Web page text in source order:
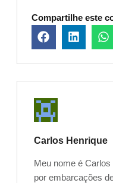
Compartilhe este
Carlos Henrique
Meu nome é
por embarcações